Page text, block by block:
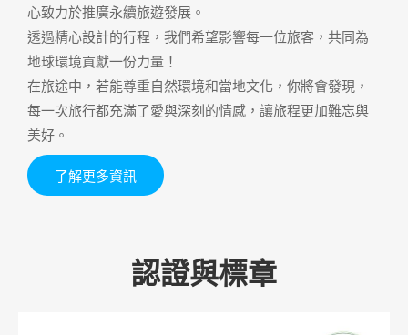
心致力於推廣永續旅遊發展。
透過精心設計的行程，我們希望影響每一位旅客，共同為
地球環境貢獻一份力量！
在旅途中，若能尊重自然環境和當地文化，你將會發現，
每一次旅行都充滿了愛與深刻的情感，讓旅程更加難忘與
美好。
了解更多資訊
認證與標章